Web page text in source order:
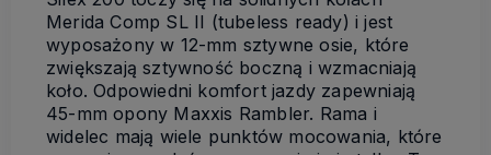
Merida Comp SL II (tubeless ready) i jest
wyposażony w 12-mm sztywne osie, które
zwiększają sztywność boczną i wzmacniają
koło. Odpowiedni komfort jazdy zapewniają
45-mm opony Maxxis Rambler. Rama i
widelec mają wiele punktów mocowania, które